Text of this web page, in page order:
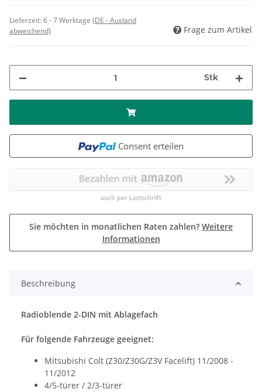
Lieferzeit:6 - 7 Werktage (DE - Ausland
abweichend)
Frage zum Artikel
Stk
Consent erteilen
Sie möchten in monatlichen Raten zahlen? Weitere
Informationen
Beschreibung
Radioblende 2-DIN mit Ablagefach
Für folgende Fahrzeuge geeignet:
Mitsubishi Colt (Z30/Z30G/Z3V Facelift) 11/2008 -
11/2012
4/5-türer / 2/3-türer